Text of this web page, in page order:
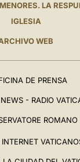
LA
IGLESIA
WEB
DE PRENSA
- RADIO
ROMANO
INTERNET